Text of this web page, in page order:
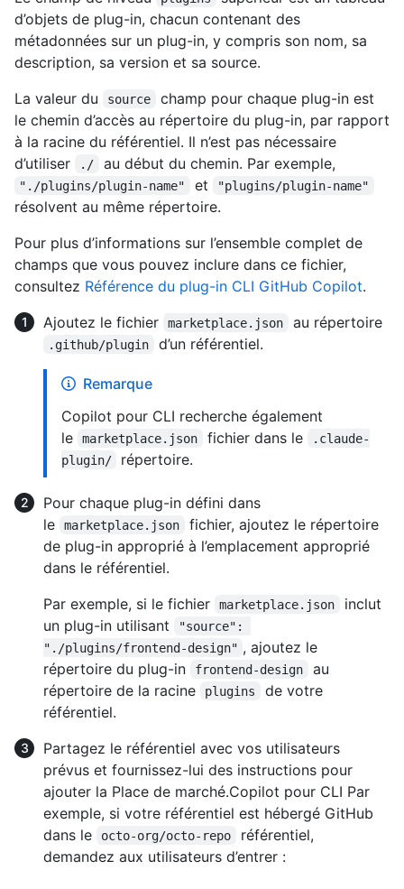
d’objets de plug-in, chacun contenant des
métadonnées sur un plug-in, y compris son nom, sa
description, sa version et sa source.
La valeur du
source
champ pour chaque plug-in est
le chemin d’accès au répertoire du plug-in, par rapport
à la racine du référentiel. Il n’est pas nécessaire
d’utiliser
./ au début du chemin. Par exemple,
"./plugins/plugin-name" et "plugins/plugin-name"
résolvent au même répertoire.
Pour plus d’informations sur l’ensemble complet de
champs que vous pouvez inclure dans ce fichier,
consultez Référence du plug-in CLI GitHub Copilot.
Ajoutez le fichier
marketplace.json au répertoire
.github/plugin d’un référentiel.
Remarque
Copilot pour CLI recherche également
le
marketplace.json fichier dans le
.claude-
plugin/
répertoire.
Pour chaque plug-in défini dans
le
marketplace.json
fichier, ajoutez le répertoire
de plug-in approprié à l’emplacement approprié
dans le référentiel.
Par exemple, si le fichier
marketplace.json
inclut
un plug-in utilisant
"source":
"./plugins/frontend-design" , ajoutez le
répertoire du plug-in
frontend-design
au
répertoire de la racine
plugins
de votre
référentiel.
Partagez le référentiel avec vos utilisateurs
prévus et fournissez-lui des instructions pour
ajouter la Place de marché.Copilot pour CLI Par
exemple, si votre référentiel est hébergé GitHub
dans le
octo-org/octo-repo
référentiel,
demandez aux utilisateurs d’entrer :